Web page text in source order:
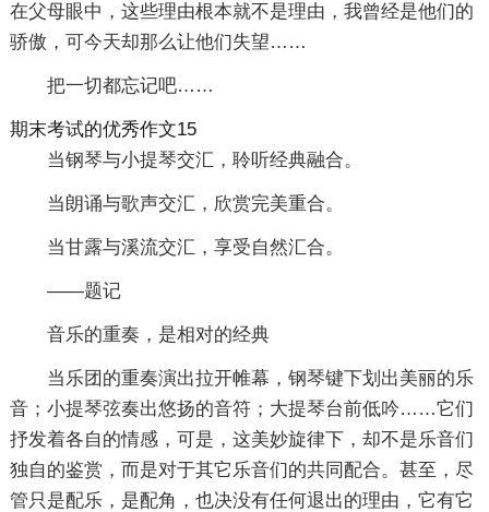
在父母眼中，这些理由根本就不是理由，我曾经是他们的
骄傲，可今天却那么让他们失望……
把一切都忘记吧……
期末考试的优秀作文15
当钢琴与小提琴交汇，聆听经典融合。
当朗诵与歌声交汇，欣赏完美重合。
当甘露与溪流交汇，享受自然汇合。
——题记
音乐的重奏，是相对的经典
当乐团的重奏演出拉开帷幕，钢琴键下划出美丽的乐
音；小提琴弦奏出悠扬的音符；大提琴台前低吟……它们
抒发着各自的情感，可是，这美妙旋律下，却不是乐音们
独自的鉴赏，而是对于其它乐音们的共同配合。甚至，尽
管只是配乐，是配角，也决没有任何退出的理由，它有它